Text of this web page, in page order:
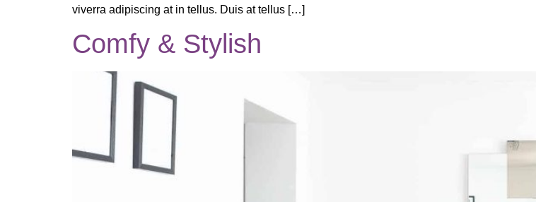
viverra adipiscing at in tellus. Duis at tellus […]
Comfy & Stylish